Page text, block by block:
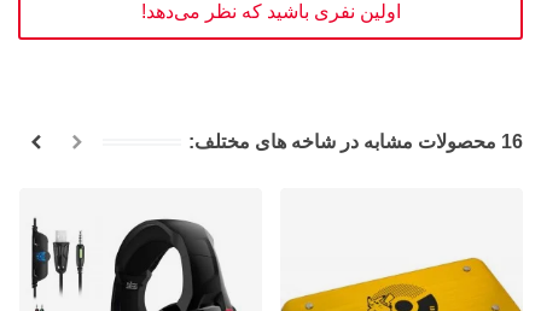
اولین نفری باشید که نظر می‌دهد!
16 محصولات مشابه در شاخه های مختلف: